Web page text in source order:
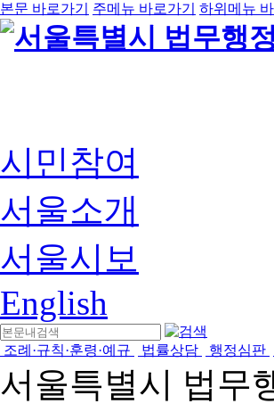
본문 바로가기 주메뉴 바로가기 하위메뉴 바
시민참여
서울소개
서울시보
English
조례·규칙·훈령·예규 법률상담 행정심판
서울특별시 법무